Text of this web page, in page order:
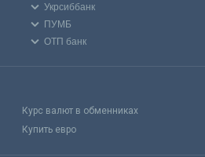
Укрсиббанк
ПУМБ
ОТП банк
Курс валют в обменниках
Купить евро